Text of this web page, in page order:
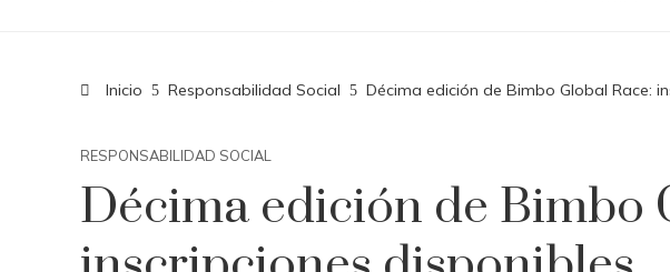
Inicio Responsabilidad Social Décima edición de Bimbo Global Race:
RESPONSABILIDAD SOCIAL
Décima edición de Bimbo